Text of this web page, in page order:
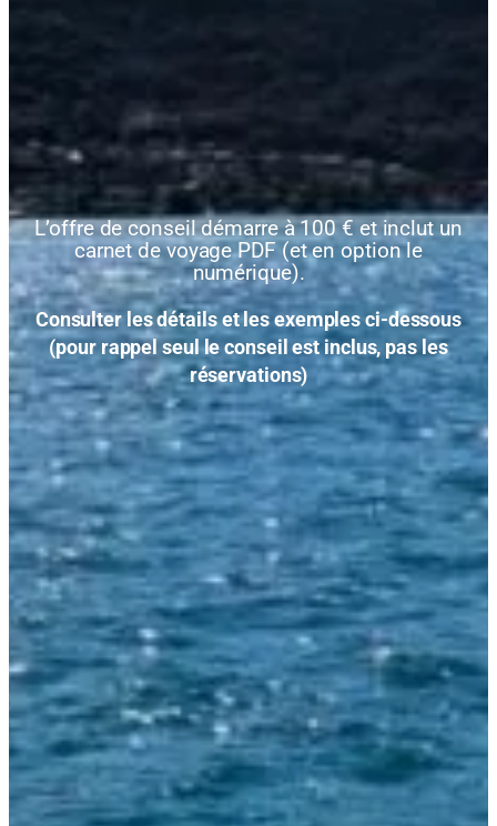
L’offre de conseil démarre à 100 € et inclut un
carnet de voyage PDF (et en option le
numérique).
Consulter les détails et les exemples ci-dessous
(pour rappel seul le conseil est inclus, pas les
réservations)